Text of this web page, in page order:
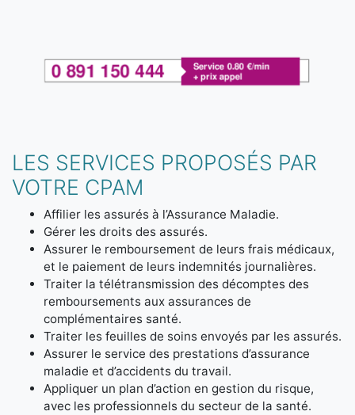
LES SERVICES PROPOSÉS PAR
VOTRE CPAM
Affilier les assurés à l’Assurance Maladie.
Gérer les droits des assurés.
Assurer le remboursement de leurs frais médicaux,
et le paiement de leurs indemnités journalières.
Traiter la télétransmission des décomptes des
remboursements aux assurances de
complémentaires santé.
Traiter les feuilles de soins envoyés par les assurés.
Assurer le service des prestations d’assurance
maladie et d’accidents du travail.
Appliquer un plan d’action en gestion du risque,
avec les professionnels du secteur de la santé.